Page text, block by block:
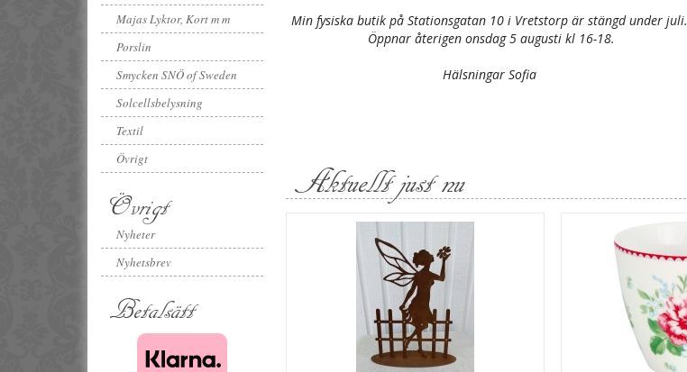
Majas Lyktor, Kort m m
Porslin
Smycken SNÖ of Sweden
Solcellsbelysning
Textil
Övrigt
Övrigt
Nyheter
Nyhetsbrev
Betalsätt
Min fysiska butik på Stationsgatan 10 i Vretstorp är stängd under juli.
Öppnar återigen onsdag 5 augusti kl 16-18.
Hälsningar Sofia
Aktuellt just nu